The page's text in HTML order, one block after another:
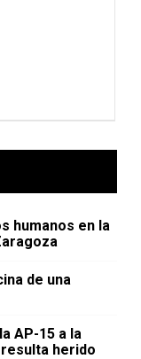
humanos en la
de una
AP-15 a la
herido